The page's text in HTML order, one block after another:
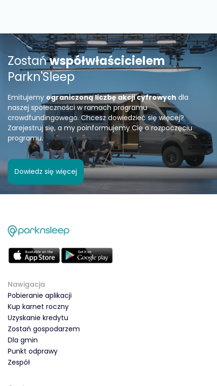
Zostańwspółwłaścicielem
Parkn'Sleep
Emitujemy ograniczoną liczbę akcji cyfrowych dla
naszej społeczności w ramach programu
crowdfundingowego. Chcesz dowiedzieć się więcej?
Zarejestruj się, a my poinformujemy Cię o rozpoczęciu
programu.
Dowiedz się więcej
Nawigacja
Pobieranie aplikacji
Kup karnet roczny
Uzyskanie kredytu
Zostań gospodarzem
Dla gmin
Punkt odprawy
Zespół